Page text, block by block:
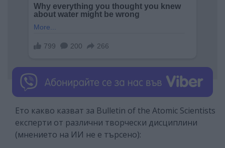
Ето какво казват за Bulletin of the Atomic Scientists
експерти от различни творчески дисциплини
(мнението на ИИ не е търсено):